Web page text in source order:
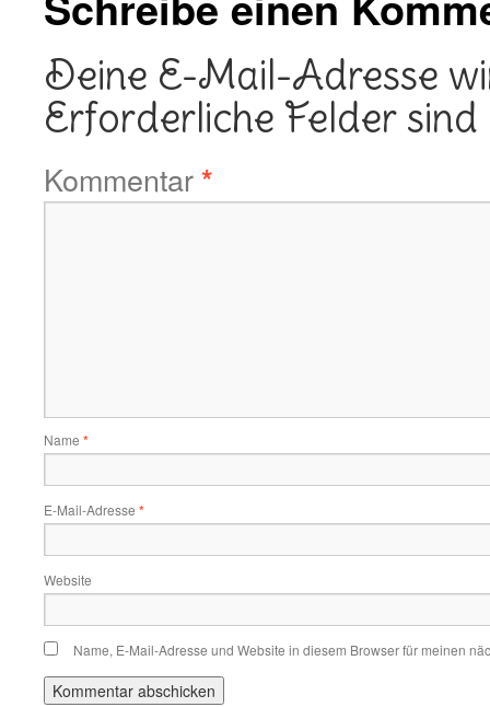
Deine E-Mail-Adresse
Erforderliche Felder
Kommentar*
Name *
E-Mail-Adresse *
Website
Name, E-Mail-Adresse und Website in diesem Browser für meinen